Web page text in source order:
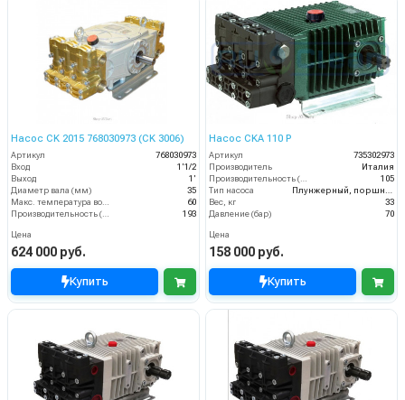
Насос CK 2015 768030973 (CK 3006)
Артикул
768030973
Вход
1'1/2
Выход
1'
Диаметр вала (мм)
35
Макс. температура воды (°C)
60
Производительность (л/мин)
193
Цена
624 000 руб.
Купить
Насос CKA 110 P
Артикул
735302973
Производитель
Италия
Производительность (л/мин)
105
Тип насоса
Плунжерный, поршневой
Вес, кг
33
Давление (бар)
70
Цена
158 000 руб.
Купить